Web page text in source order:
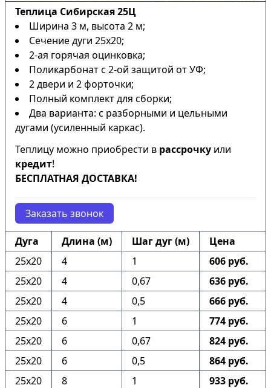
Теплица Сибирская 25Ц
Ширина 3 м, высота 2 м;
Сечение дуги 25х20;
2-ая горячая оцинковка;
Поликарбонат с 2-ой защитой от УФ;
2 двери и 2 форточки;
Полный комплект для сборки;
Два варианта: с разборными и цельными
дугами (усиленный каркас).
Теплицу можно приобрести в рассрочку или
кредит!
БЕСПЛАТНАЯ ДОСТАВКА!
Заказать звонок
Дуга Длина (м) Шаг дуг (м)
Цена
25х20
4 1
606 руб.
25х20
4 0,67
636 руб.
25х20
4 0,5
666 руб.
25х20
6 1
774 руб.
25х20
6 0,67
824 руб.
25х20
6 0,5
864 руб.
25х20
8 1
933 руб.